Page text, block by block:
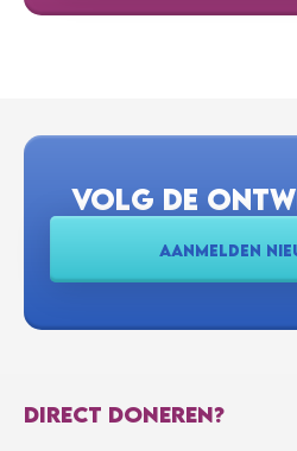
VOLG DE
AANMELDEN
DIRECT DONEREN?